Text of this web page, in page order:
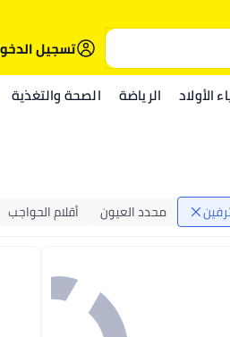
تسجيل
الأولاد الرياضة الصحة والتغذية
محدد العيون أقلام الحواجب